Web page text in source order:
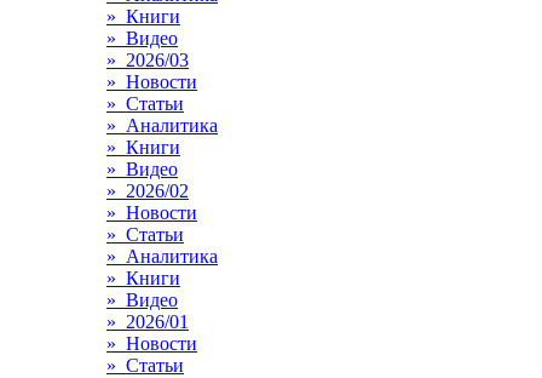
» Книги
» Видео
» 2026/03
» Новости
» Статьи
» Аналитика
» Книги
» Видео
» 2026/02
» Новости
» Статьи
» Аналитика
» Книги
» Видео
» 2026/01
» Новости
» Статьи